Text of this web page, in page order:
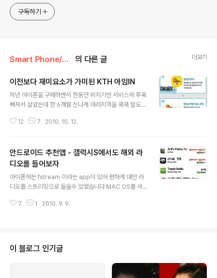
구독하기
Smart Phone/Android 의 다른 글 더보기
이전보다 재미요소가 가미된 KTH 아임IN
작년 아이폰을 구매하면서 한동안 위치기반 서비스에 푸욱
빠져서 살았는데 한 6개월 신나게 여러지역을 쿡쿡 발도장
근 다양한 SNS 서비스가 나오면서 사생활에 대한 여러 문
기업에서도 고민해야할 문제가 아닌가 싶습니다. 그래서
한동안 LBS 기반 서비스를 뚝 끊고 살았는데, KTH에서
아임IN 안드로이드용이 출시되어 오랜만에 LBS 서비스를
구동해봤습니다. 한동안 신나게 재미 들이고 있을때는 어
게 휴대폰을 꺼내서 발도장을 쿡 찍거나, 체크인을 하게 됩
12 7 2010. 10. 12.
안드로이드 추천앱 - 갤럭시S에서도 해외 라
디오를 들어보자
아이폰에는 fstream 이라는 app이 있어 편하게 대만 라
디오를 스트리밍으로 들을수 있었습니다 MAC OS를 사
얼마전에 갤럭시S를 사용하면서 안드로이드 운영체제에도
검색해보세요~ 설치를 하게되면 검색이 상단에 위치하고
그 아래로는 카테고리 메뉴가 있습니다 안드로이드 OS에
서 자동으로 번역하다보니 메뉴명이 조금 어색하긴 하네요
하지만 메뉴를 알아보는데는 전혀 지장은 없죠 위치별을
7 1 2010. 9. 9.
이 블로그 인기글